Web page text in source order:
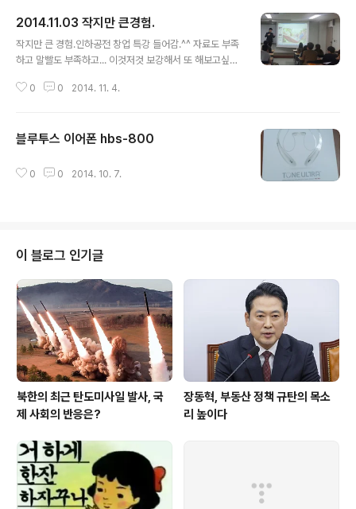
2014.11.03 작지만 큰경험.
작지만 큰 경험.인하공전 창업 특강 들어감.^^ 자료도 부족
하고 말빨도 부족하고... 이것저것 보강해서 또 해보고싶구
0 0 2014. 11. 4.
블루투스 이어폰 hbs-800
0 0 2014. 10. 7.
이 블로그 인기글
북한의 최근 탄도미사일 발사, 국
제 사회의 반응은?
장동혁, 부동산 정책 규탄의 목소
리 높이다